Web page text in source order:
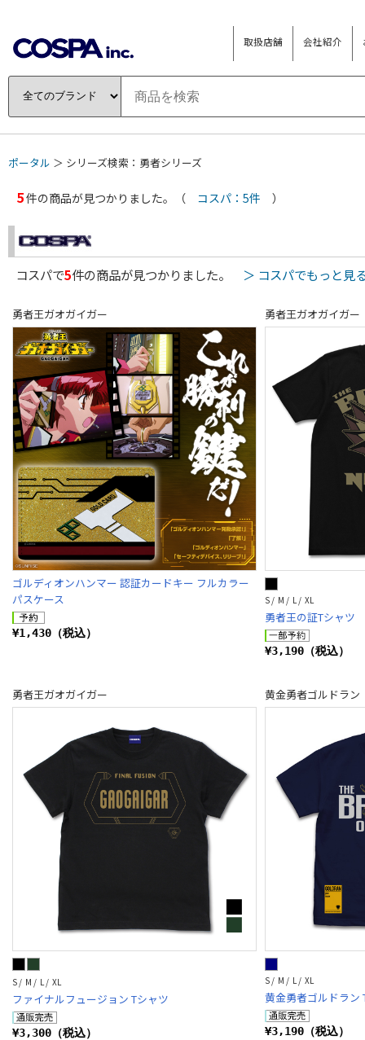
取扱店舗 会社紹介
ポータル ＞ シリーズ検索：勇者シリーズ
5件の商品が見つかりました。（ コスパ：5件 ）
コスパで5件の商品が見つかりました。 ＞ コスパでもっと見
勇者王ガオガイガー
ゴルディオンハンマー 認証カードキー フルカラー
パスケース
¥1,430（税込）
勇者王ガオガイガー
S / M / L / XL
勇者王の証Tシャツ
¥3,190（税込）
勇者王ガオガイガー
S / M / L / XL
ファイナルフュージョン Tシャツ
¥3,300（税込）
黄金勇者ゴルドラン
S / M / L / XL
黄金勇者ゴルドラン
¥3,190（税込）